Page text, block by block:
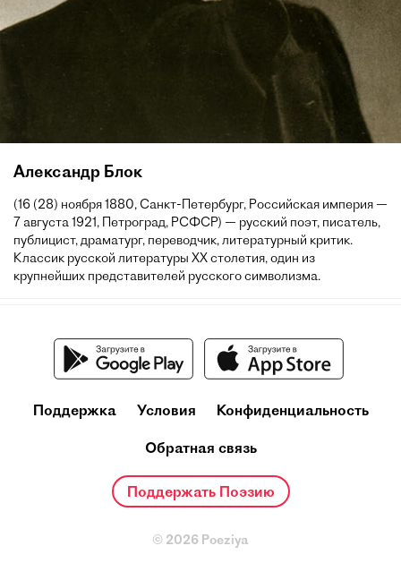
Александр Блок
(16 (28) ноября 1880, Санкт-Петербург, Российская империя —
7 августа 1921, Петроград, РСФСР) — русский поэт, писатель,
публицист, драматург, переводчик, литературный критик.
Классик русской литературы XX столетия, один из
крупнейших представителей русского символизма.
Поддержка Условия Конфиденциальность
Обратная связь
Поддержать Поэзию
© 2026 Poeziya